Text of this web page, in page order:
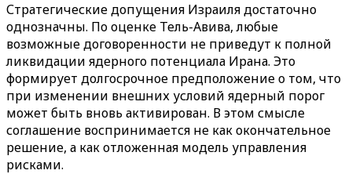
Стратегические допущения Израиля достаточно
однозначны. По оценке Тель-Авива, любые
возможные договоренности не приведут к полной
ликвидации ядерного потенциала Ирана. Это
формирует долгосрочное предположение о том, что
при изменении внешних условий ядерный порог
может быть вновь активирован. В этом смысле
соглашение воспринимается не как окончательное
решение, а как отложенная модель управления
рисками.